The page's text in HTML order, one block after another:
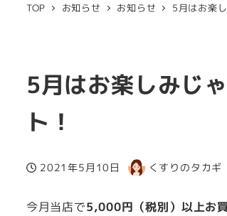
TOP お知らせ お知らせ 5月はお楽
5月はお楽しみじ
ト！
投稿日
2021年5月10日
著
くすりのタカギ
今月当店で5,000円（税別）以上お